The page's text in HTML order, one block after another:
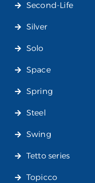
Second-Life
Silver
Solo
Space
Spring
Steel
Swing
Tetto series
Topicco